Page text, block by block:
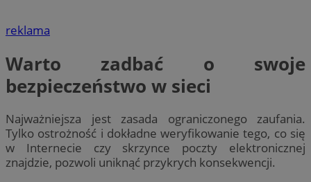
reklama
Warto zadbać o swoje
bezpieczeństwo w sieci
Najważniejsza jest zasada ograniczonego zaufania.
Tylko ostrożność i dokładne weryfikowanie tego, co się
w Internecie czy skrzynce poczty elektronicznej
znajdzie, pozwoli uniknąć przykrych konsekwencji.